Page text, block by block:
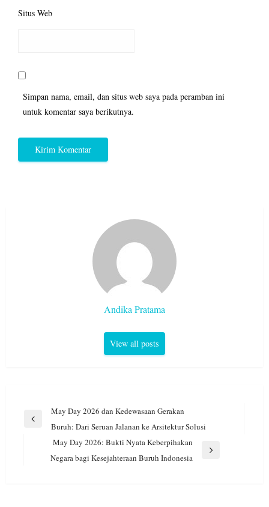
Situs Web
Simpan nama, email, dan situs web saya pada peramban ini
untuk komentar saya berikutnya.
Andika Pratama
View all posts
Navigasi
pos
Previous
May Day 2026 dan Kedewasaan Gerakan
Buruh: Dari Seruan Jalanan ke Arsitektur Solusi
Next
May Day 2026: Bukti Nyata Keberpihakan
Negara bagi Kesejahteraan Buruh Indonesia